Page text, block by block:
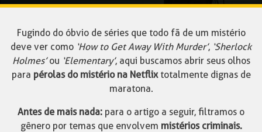
Fugindo do óbvio de séries que todo fã de um mistério
deve ver como ‘How to Get Away With Murder’, ‘Sherlock
Holmes’ou ‘Elementary’, aqui buscamos abrir seus olhos
para pérolas do mistério na Netflixtotalmente dignas de
maratona.
Antes de mais nada: para o artigo a seguir, filtramos o
gênero por temas que envolvem mistérios criminais.